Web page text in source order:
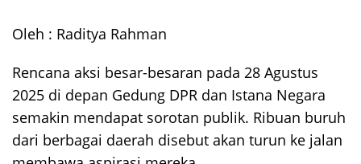
Oleh : Raditya Rahman
Rencana aksi besar-besaran pada 28 Agustus
2025 di depan Gedung DPR dan Istana Negara
semakin mendapat sorotan publik. Ribuan buruh
dari berbagai daerah disebut akan turun ke jalan